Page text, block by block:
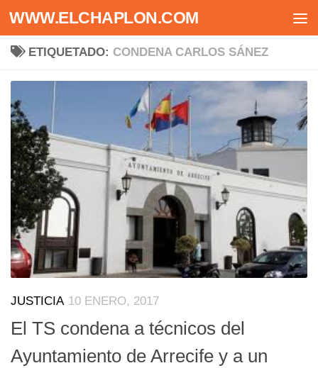
Saltar al contenido
WWW.ELCHAPLON.COM
ETIQUETADO: CONDENA CARLOS SÁNEZ
JUSTICIA 10 ENERO, 2017
El TS condena a técnicos del
Ayuntamiento de Arrecife y a un